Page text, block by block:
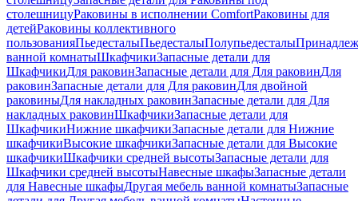
столешницуРаковины в исполнении ComfortPаковины для
детейРаковины коллективного
пользованияПьедесталыПьедесталыПолупьедесталы
ванной комнатыШкафчикиЗапасные детали для
ШкафчикиДля раковинЗапасные детали для Для раковинДля
раковинЗапасные детали для Для раковинДля двойной
раковиныДля накладных pаковинЗапасные детали для Для
накладных pаковинШкафчикиЗапасные детали для
ШкафчикиНижние шкафчикиЗапасные детали для Нижние
шкафчикиВысокие шкафчикиЗапасные детали для Высокие
шкафчикиШкафчики средней высотыЗапасные детали для
Шкафчики средней высотыНавесные шкафыЗапасные детали
для Навесные шкафыДругая мебель ванной комнатыЗапасные